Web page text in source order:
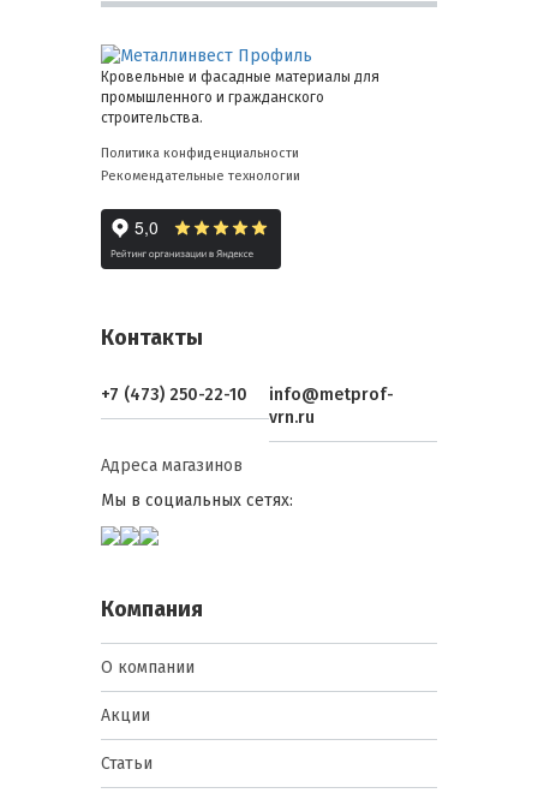
Кровельные и фасадные материалы для
промышленного и гражданского
строительства.
Политика конфиденциальности
Рекомендательные технологии
Контакты
+7 (473) 250-22-10
info@metprof-
vrn.ru
Адреса магазинов
Мы в социальных сетях:
Компания
О компании
Акции
Статьи